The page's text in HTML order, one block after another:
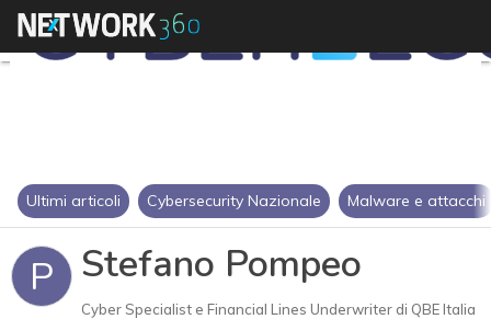
Ultimi articoli Cybersecurity Nazionale Malware e attacchi
P Stefano Pompeo
Cyber Specialist e Financial Lines Underwriter di QBE Italia